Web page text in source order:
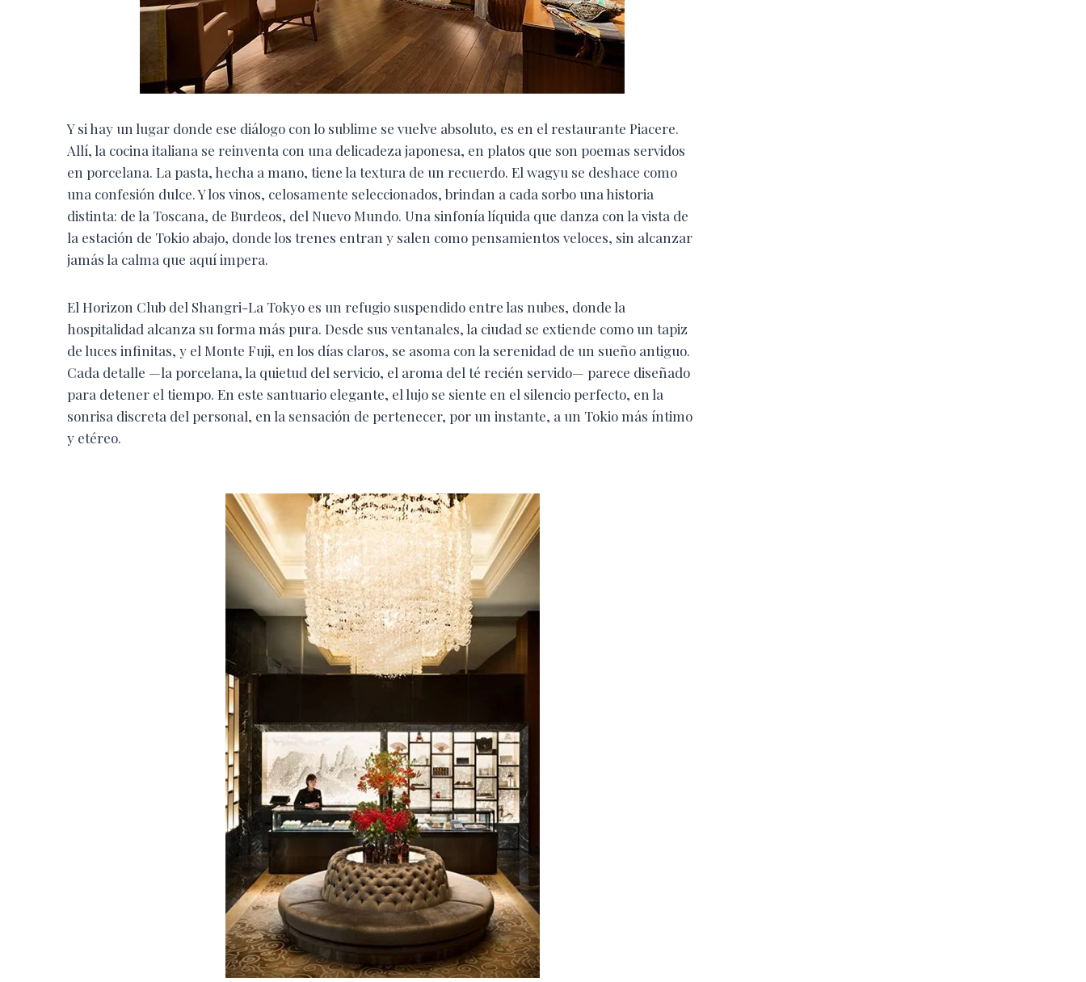
Y si hay un lugar donde ese diálogo con lo sublime se vuelve absoluto, es en el restaurante Piacere.
Allí, la cocina italiana se reinventa con una delicadeza japonesa, en platos que son poemas servidos
en porcelana. La pasta, hecha a mano, tiene la textura de un recuerdo. El wagyu se deshace como
una confesión dulce. Y los vinos, celosamente seleccionados, brindan a cada sorbo una historia
distinta: de la Toscana, de Burdeos, del Nuevo Mundo. Una sinfonía líquida que danza con la vista de
la estación de Tokio abajo, donde los trenes entran y salen como pensamientos veloces, sin alcanzar
jamás la calma que aquí impera.
El Horizon Club del Shangri-La Tokyo es un refugio suspendido entre las nubes, donde la
hospitalidad alcanza su forma más pura. Desde sus ventanales, la ciudad se extiende como un tapiz
de luces infinitas, y el Monte Fuji, en los días claros, se asoma con la serenidad de un sueño antiguo.
Cada detalle —la porcelana, la quietud del servicio, el aroma del té recién servido— parece diseñado
para detener el tiempo. En este santuario elegante, el lujo se siente en el silencio perfecto, en la
sonrisa discreta del personal, en la sensación de pertenecer, por un instante, a un Tokio más íntimo
y etéreo.